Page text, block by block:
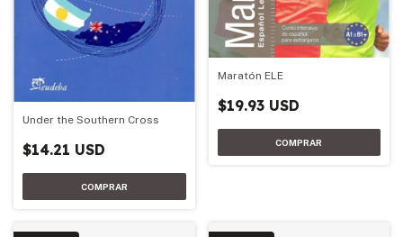
Under the Southern Cross
$14.21 USD
Maratón ELE
$19.93 USD